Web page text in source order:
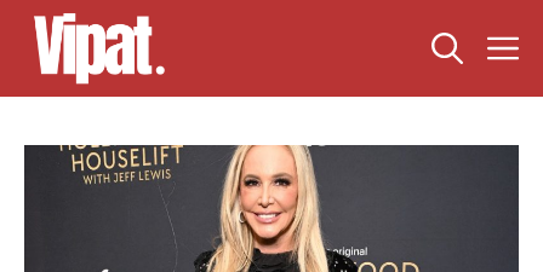
Skip
content